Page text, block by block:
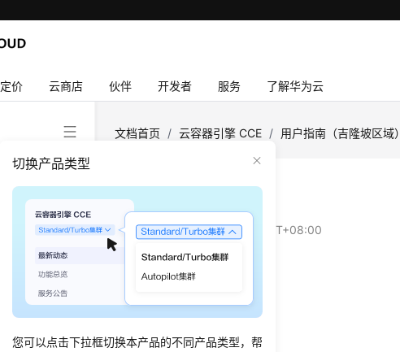
定价 云商店 伙伴 开发者 服务 了解华为云
切换产品类型
您可以点击下拉框切换本产品的不同产品类型，帮
文档首页 / 云容器引擎 CCE / 用户指南（吉隆坡区域）
更新时间：2024-10-14 GMT+08:00
高频常见问题
集群